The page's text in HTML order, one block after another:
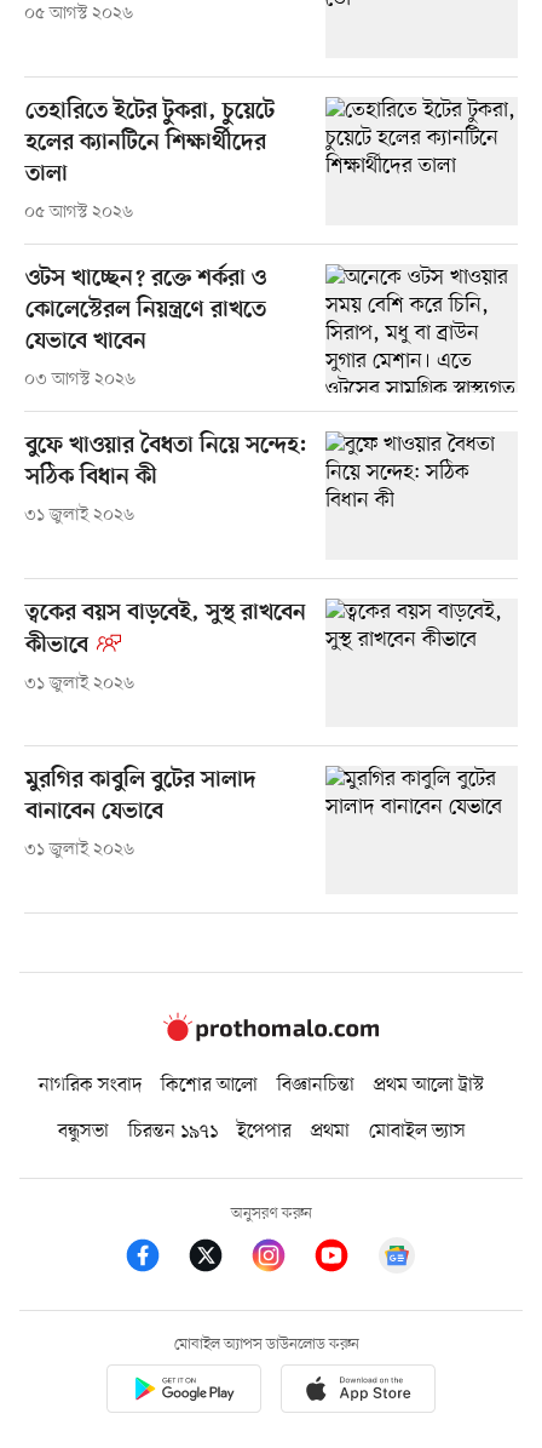
০৫ আগস্ট ২০২৬
তেহারিতে ইটের টুকরা, চুয়েটে
হলের ক্যানটিনে শিক্ষার্থীদের
তালা
০৫ আগস্ট ২০২৬
ওটস খাচ্ছেন? রক্তে শর্করা ও
কোলেস্টেরল নিয়ন্ত্রণে রাখতে
যেভাবে খাবেন
০৩ আগস্ট ২০২৬
বুফে খাওয়ার বৈধতা নিয়ে সন্দেহ:
সঠিক বিধান কী
৩১ জুলাই ২০২৬
ত্বকের বয়স বাড়বেই, সুস্থ রাখবেন
কীভাবে
৩১ জুলাই ২০২৬
মুরগির কাবুলি বুটের সালাদ
বানাবেন যেভাবে
৩১ জুলাই ২০২৬
নাগরিক সংবাদ কিশোর আলো বিজ্ঞানচিন্তা
প্রথম আলো ট্রাস্ট
বন্ধুসভা
চিরন্তন ১৯৭১ ইপেপার প্রথমা মোবাইল ভ্যাস
অনুসরণ করুন
মোবাইল অ্যাপস ডাউনলোড করুন